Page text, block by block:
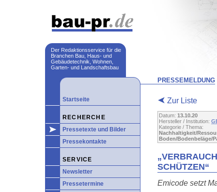
Der Redaktionsservice für die
Branchen Bau, Haus- und
Gebäudetechnik, Wohnen,
Garten- und Landschaftsbau
Startseite
RECHERCHE
Pressetexte und Bilder
Pressekontakte
SERVICE
Newsletter
Pressetermine
PRESSEMELDUNG
Zur Liste
Datum: 13.10.20
Hersteller / Institution:
Kategorie / Thema:
Nachhaltigkeit/
Boden/Bodenbeläge/
SCHÜTZEN“
Emicode setzt